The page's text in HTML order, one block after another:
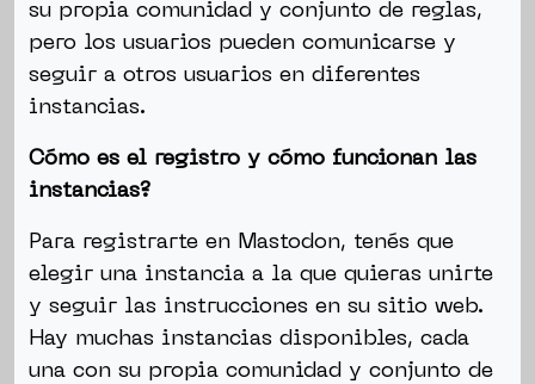
su propia comunidad y conjunto de reglas,
pero los usuarios pueden comunicarse y
seguir a otros usuarios en diferentes
instancias.
Cómo es el registro y cómo funcionan las
instancias?
Para registrarte en Mastodon, tenés que
elegir una instancia a la que quieras unirte
y seguir las instrucciones en su sitio web.
Hay muchas instancias disponibles, cada
una con su propia comunidad y conjunto de